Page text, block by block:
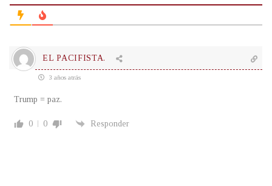
EL PACIFISTA.
3 años atrás
Trump = paz.
0 0 Responder